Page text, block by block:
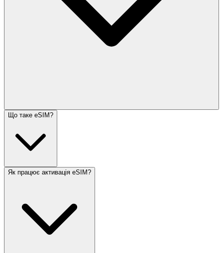
Що таке eSIM?
Як працює активація eSIM?